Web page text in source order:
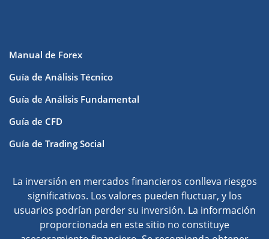
Manual de Forex
Guía de Análisis Técnico
Guía de Análisis Fundamental
Guía de CFD
Guía de Trading Social
La inversión en mercados financieros conlleva riesgos
significativos. Los valores pueden fluctuar, y los
usuarios podrían perder su inversión. La información
proporcionada en este sitio no constituye